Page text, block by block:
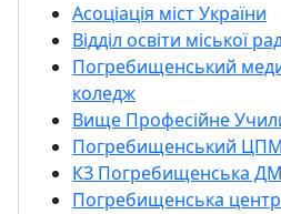
Асоціація міст України
Відділ освіти міської
Погребищенський
коледж
Вище Професійне
Погребищенський
КЗ Погребищенська
Погребищенська